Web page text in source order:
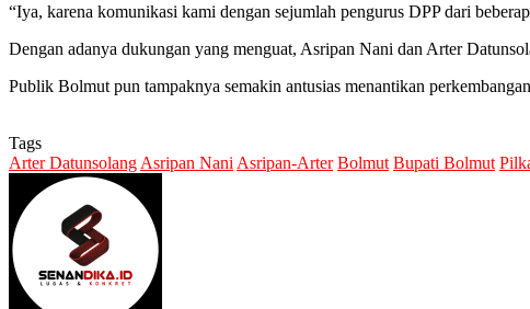
“Iya, karena komunikasi kami dengan sejumlah pengurus DPP dari
Dengan adanya dukungan yang menguat, Asripan Nani dan Arter
Publik Bolmut pun tampaknya semakin antusias menantikan
Tags
Arter Datunsolang Asripan Nani Asripan-Arter Bolmut Bupati Bolmut